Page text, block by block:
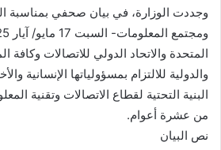
وجددت الوزارة، في بيان صحفي بمناسبة
المتحدة والاتحاد الدولي للاتصالات وكافة
والدولية للالتزام بمسؤولياتها الإنسانية
البنية التحتية لقطاع الاتصالات وتقنية
من عشرة أعوام.
نص البيان